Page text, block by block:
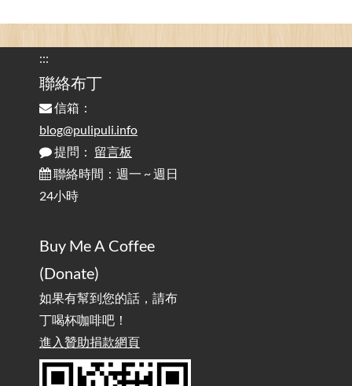
實作相容OpenAI API，但背後不是OpenAI的API服
務 / Implementing OpenAI API-Compatible Services, But Not
Powered by OpenAI
雜談：生活小技巧之用魔鬼氈避免機車鑰匙脫落吧
/ Talk: Use Velcro to Prevent Your Motorcycle Key From Falling
Home Is More Than Just an Ad Blocker
:::
聯絡布丁
信箱：
blog@pulipuli.info
提問： 留言板
聯絡時間：週一 ~ 週日
24小時
Buy Me A Coffee
(Donate)
如果有幫到您的話，請布
丁喝杯咖啡吧！
進入贊助捐款網頁